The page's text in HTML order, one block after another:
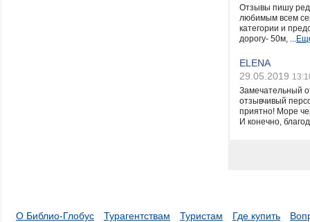
Отзывы пишу
любимым всем
категории и
дорогу- 50м, ...
ELENA
29.05.2019
Замечательный
отзывчивый
приятно! Море
И конечно,
О Библио-Глобус Турагентствам Туристам Где купить